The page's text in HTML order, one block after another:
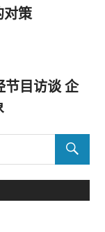
对策
目访谈 企